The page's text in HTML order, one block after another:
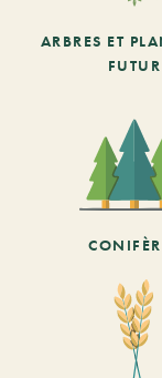
ARBRES ET
FUTUR